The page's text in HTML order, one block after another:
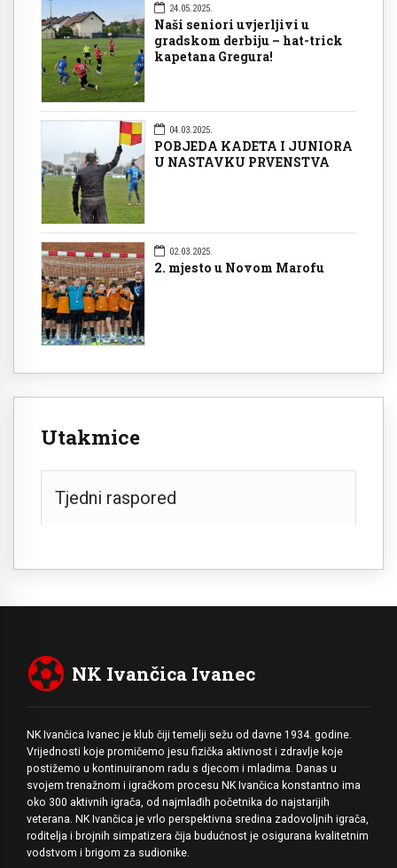
24.05.2025.
Naši seniori uvjerljivi u
gradskom derbiju – hat-trick
kapetana Gregura!
04.03.2025.
POBJEDA KADETA I JUNIORA
U NASTAVKU PRVENSTVA
02.03.2025.
2. mjesto u Novom Marofu
Utakmice
Tjedni raspored
NK Ivančica Ivanec
NK Ivančica Ivanec je klub čiji temelji sežu od davne 1934. godine.
Vrijednosti koje promičemo jesu fizička aktivnost i zdravlje koje
postižemo u kontinuiranom radu s djecom i mladima. Danas u
svojem trenažnom i igračkom procesu NK Ivančica konstantno ima
oko 300 aktivnih igrača, od najmlađih početnika do najstarijih
veterana. NK Ivančica je vrlo perspektivna sredina zadovoljnih igrača,
roditelja i brojnih simpatizera čija budućnost je osigurana kvalitetnim
vodstvom i brigom za sudionike.